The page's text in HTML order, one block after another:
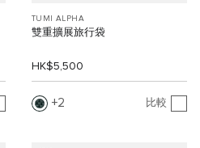
TUMI ALPHA
雙重擴展旅行袋
HK$5,500
2 比較